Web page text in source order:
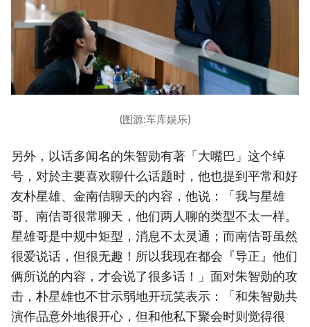
(图源:车库娱乐)
另外，以话多闻名的朱智勋有著「大嘴巴」这个绰
号，对於主要喜欢聊什么话题时，他也提到平常和好
友朴星雄、金南佶聊天的内容，他说：「我与星雄
哥、南佶哥很常聊天，他们两人聊的类型不太一样。
星雄哥是中规中矩型，消息不太灵通；而南佶哥虽然
很爱说话，但很无趣！所以我现在都会『导正』他们
俩所说的内容，才会说了很多话！」面对朱智勋的攻
击，朴星雄也不甘示弱地开玩笑表示：「和朱智勋共
演作品意外地很开心，但和他私下聚会时则觉得很